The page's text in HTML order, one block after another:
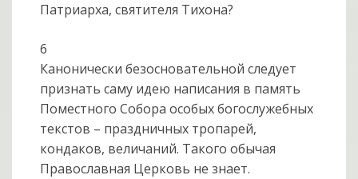
Патриарха, святителя Тихона?
6
Канонически безосновательной следует
признать саму идею написания в память
Поместного Собора особых богослужебных
текстов – праздничных тропарей,
кондаков, величаний. Такого обычая
Православная Церковь не знает.